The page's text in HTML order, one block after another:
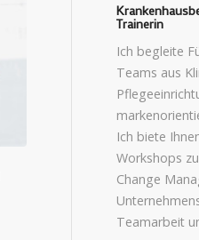
Trainerin
Ich begleite
Teams aus
Ich biete
Workshops
Change
Teamarbeit